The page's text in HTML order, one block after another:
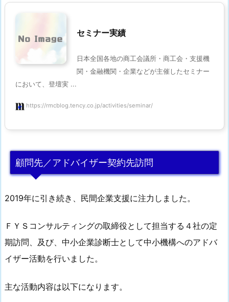
セミナー実績
日本全国各地の商工会議所・商工会・支援機
関・金融機関・企業などが主催したセミナー
において、登壇実 ...
https://rmcblog.tency.co.jp/activities/seminar/
顧問先／アドバイザー契約先訪問
2019年に引き続き、民間企業支援に注力しました。
ＦＹＳコンサルティングの取締役として担当する４社の定
期訪問、及び、中小企業診断士として中小機構へのアドバ
イザー活動を行いました。
主な活動内容は以下になります。